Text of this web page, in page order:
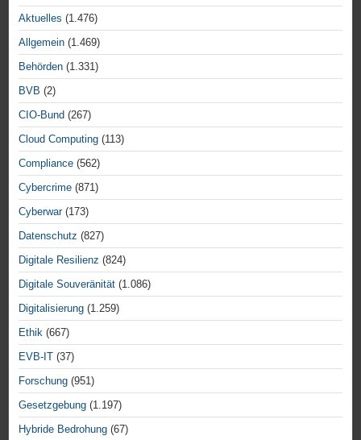
Aktuelles (1.476)
Allgemein (1.469)
Behörden (1.331)
BVB (2)
CIO-Bund (267)
Cloud Computing (113)
Compliance (562)
Cybercrime (871)
Cyberwar(173)
Datenschutz (827)
Digitale Resilienz (824)
Digitale Souveränität (1.086)
Digitalisierung (1.259)
Ethik (667)
EVB-IT (37)
Forschung (951)
Gesetzgebung (1.197)
Hybride Bedrohung (67)